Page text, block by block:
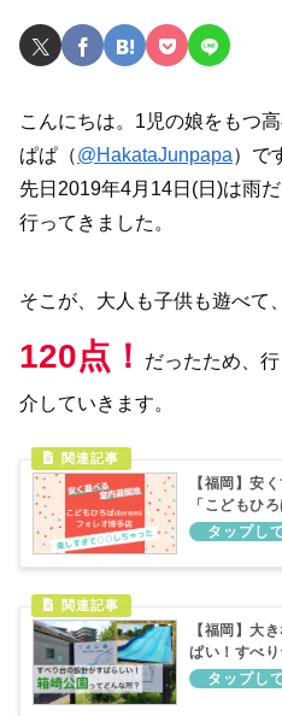
こんにちは。1児の娘をもつ
ぱぱ（@HakataJunpapa）で
先日2019年4月14日(日)は雨
行ってきました。
そこが、大人も子供も遊べて
120点！
だったため、
介していきます。
【福岡】安
「こどもひ
オ博多店」で
【福岡】大
ぱい！すべ
公園」ってど